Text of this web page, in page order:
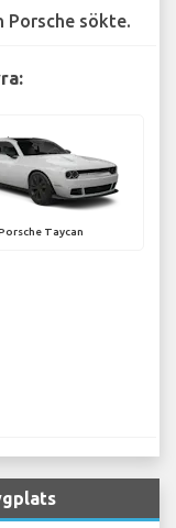
sökte.
Taycan